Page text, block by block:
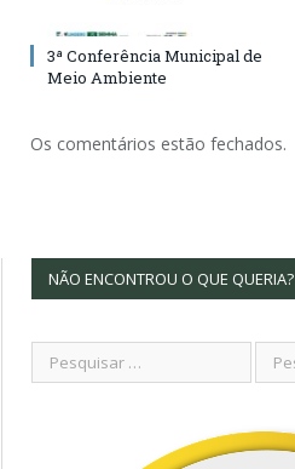
3ª Conferência Municipal de
Meio Ambiente
Os comentários estão fechados.
NÃO ENCONTROU O QUE QUERIA?